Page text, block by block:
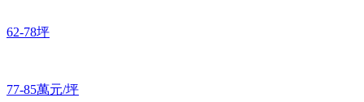
62-78坪
77-85萬元/坪